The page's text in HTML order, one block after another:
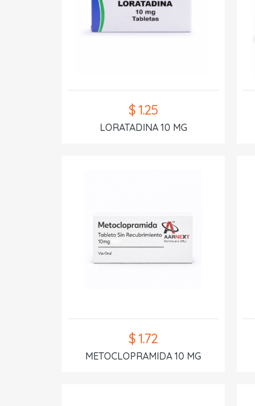
$ 1.25
LORATADINA 10 MG
$ 1.72
METOCLOPRAMIDA 10 MG